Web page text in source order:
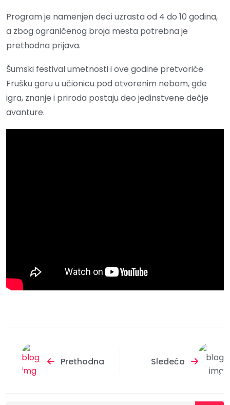
Program je namenjen deci uzrasta od 4 do 10 godina,
a zbog ograničenog broja mesta potrebna je
prethodna prijava.
Šumski festival umetnosti i ove godine pretvoriće
Frušku goru u učionicu pod otvorenim nebom, gde
igra, znanje i priroda postaju deo jedinstvene dečje
avanture.
Prethodna Sledeća